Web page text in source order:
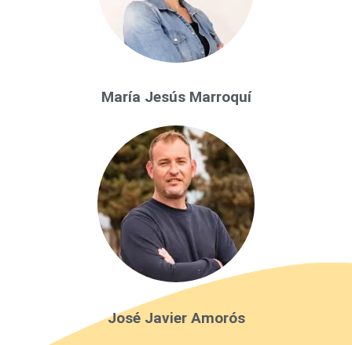
María Jesús Marroquí
José Javier Amorós